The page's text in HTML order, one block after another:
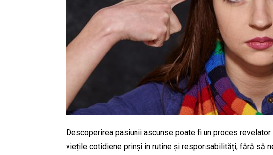
Descoperirea pasiunii ascunse poate fi un proces
viețile cotidiene prinși în rutine și responsabilități, fără să